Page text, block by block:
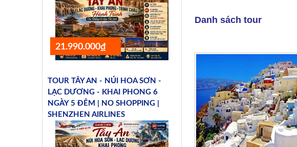
Danh sách tour
21.990.000₫
TOUR TÂY AN - NÚI HOA SƠN -
LẠC DƯƠNG - KHAI PHONG 6
NGÀY 5 ĐÊM | NO SHOPPING |
SHENZHEN AIRLINES